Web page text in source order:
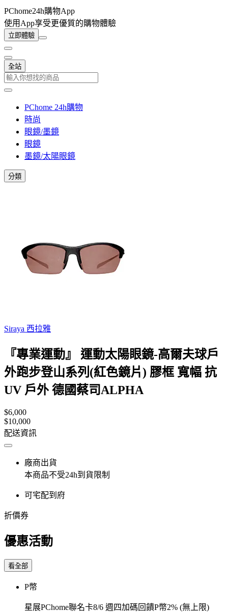
PChome24h購物App
使用App享受更優質的購物體驗
立即體驗
全站
PChome 24h購物
時尚
眼鏡/墨鏡
眼鏡
墨鏡/太陽眼鏡
分類
Siraya 西拉雅
『專業運動』 運動太陽眼鏡-高爾夫球戶
外跑步登山系列(紅色鏡片) 膠框 寬幅 抗
UV 戶外 德國蔡司ALPHA
$6,000
$10,000
配送資訊
廠商出貨
本商品不受24h到貨限制
可宅配到府
折價券
優惠活動
看全部
P幣
星展PChome聯名卡8/6 週四加碼回饋P幣2% (無上限)